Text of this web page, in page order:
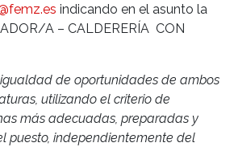
indicando en el asunto la
A – CALDERERÍA CON
de oportunidades de ambos
utilizando el criterio de
más adecuadas, preparadas y
puesto, independientemente del